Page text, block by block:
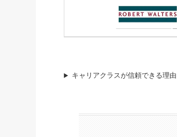
キャリアクラスが信頼できる理由